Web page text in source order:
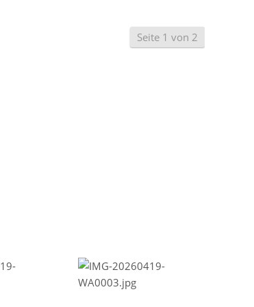
Seite 1 von 2